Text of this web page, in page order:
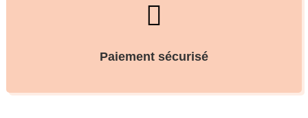

Paiement sécurisé